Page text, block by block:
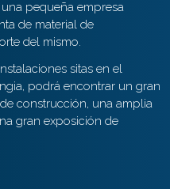
pequeña empresa
de material de
del mismo.
sitas en el
podrá encontrar un gran
construcción, una amplia
gran exposición de